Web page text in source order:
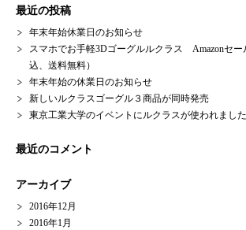
最近の投稿
年末年始休業日のお知らせ
スマホでお手軽3Dゴーグルルクラス Amazonセー
込、送料無料）
年末年始の休業日のお知らせ
新しいルクラスゴーグル３商品が同時発売
東京工業大学のイベントにルクラスが使われました
最近のコメント
アーカイブ
2016年12月
2016年1月